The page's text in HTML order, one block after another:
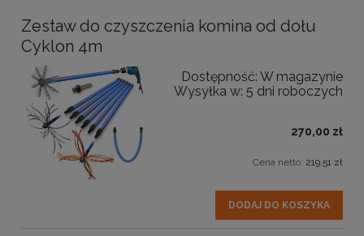
Zestaw do czyszczenia komina od dołu
Cyklon 4m
Dostępność: W magazynie
Wysyłka w: 5 dni roboczych
270,00 zł
Cena netto: 219,51 zł
DODAJ DO KOSZYKA